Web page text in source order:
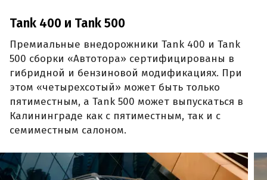
Tank 400 и Tank 500
Премиальные внедорожники Tank 400 и Tank
500 сборки «Автотора» сертифицированы в
гибридной и бензиновой модификациях. При
этом «четырехсотый» может быть только
пятиместным, а Tank 500 может выпускаться в
Калининграде как с пятиместным, так и с
семиместным салоном.